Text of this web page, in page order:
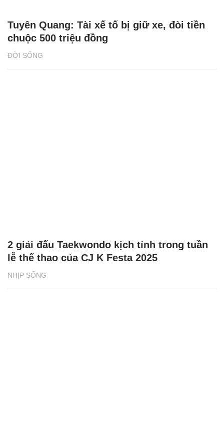
ĐỜI SỐNG
Tuyên Quang: Tài xế tố bị giữ xe, đòi tiền
chuộc 500 triệu đồng
NHỊP SỐNG
2 giải đấu Taekwondo kịch tính trong tuần
lễ thể thao của CJ K Festa 2025